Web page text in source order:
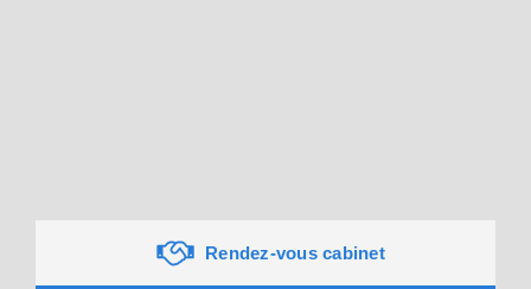
Rendez-vous cabinet